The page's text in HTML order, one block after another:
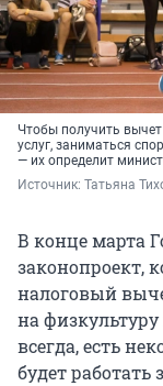
Чтобы получить
услуг, заниматься
— их определит
Источник: Татьяна
В конце марта
законопроект,
налоговый
на
всегда, есть
будет